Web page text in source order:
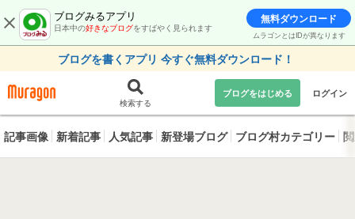
ブログみるアプリ
日本中の好きなブログをすばやく見られます
無料ダウンロード
ムラゴンとはIDが異なります
ブログを書くアプリ 今すぐ無料ダウンロード！
検索する
ブログをはじめる ログイン
記事画像 新着記事 人気記事 新登場ブログ ブログ村カテゴリー